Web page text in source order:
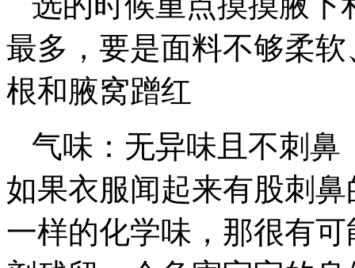
最多，要是面料不够柔
根和腋窝蹭红
气味：无异味且不刺鼻
如果衣服闻起来有股刺
一样的化学味，那很有